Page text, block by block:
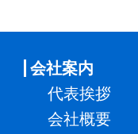
会社案内
代表挨拶
会社概要